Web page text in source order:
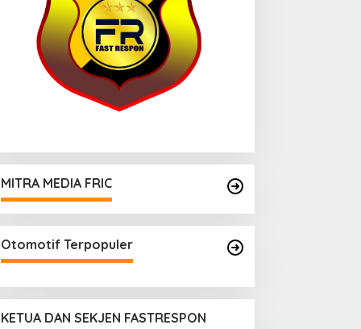
MITRA MEDIA FRIC
Otomotif Terpopuler
KETUA DAN SEKJEN FASTRESPON